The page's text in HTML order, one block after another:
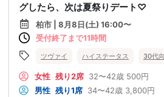
グしたら、次は夏祭りデート♡
柏市 | 8月8日(土) 16:00〜
受付終了まで11時間
ツヴァイ ハイステータス 30代
女性 残り2席 32〜42歳 500円
男性 残り1席 34〜42歳 3,800円